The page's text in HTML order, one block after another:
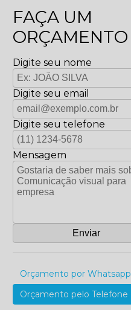
FAÇA UM
ORÇAMENTO
Digite seu nome
Digite seu email
Digite seu telefone
Mensagem
Orçamento por Whatsapp
Orçamento pelo Telefone